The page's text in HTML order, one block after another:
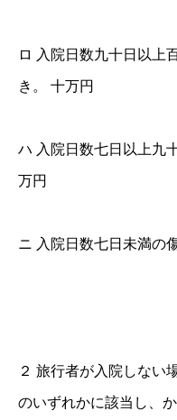
ロ 入院日数九十日以上
き。 十万円
ハ 入院日数七日以上九
万円
ニ 入院日数七日未満の
２ 旅行者が入院しない
のいずれかに該当し、